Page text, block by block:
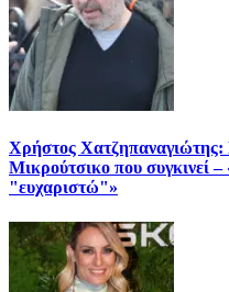
Χρήστος Χατζηπαναγιώτης:
Μικρούτσικο που συγκινεί –
"ευχαριστώ"»